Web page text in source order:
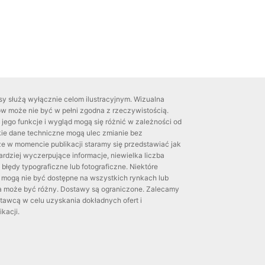
służą wyłącznie celom ilustracyjnym. Wizualna
może nie być w pełni zgodna z rzeczywistością.
funkcje i wygląd mogą się różnić w zależności od
dane techniczne mogą ulec zmianie bez
w momencie publikacji staramy się przedstawiać jak
wyczerpujące informacje, niewielka liczba
typograficzne lub fotograficzne. Niektóre
nie być dostępne na wszystkich rynkach lub
być różny. Dostawy są ograniczone. Zalecamy
w celu uzyskania dokładnych ofert i